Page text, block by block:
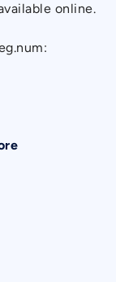
online.